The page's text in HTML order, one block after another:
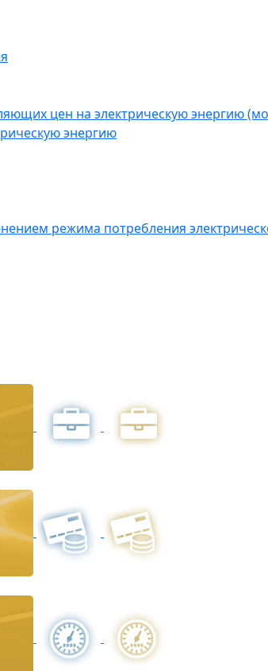
цен на электрическую энергию
энергию
режима потребления